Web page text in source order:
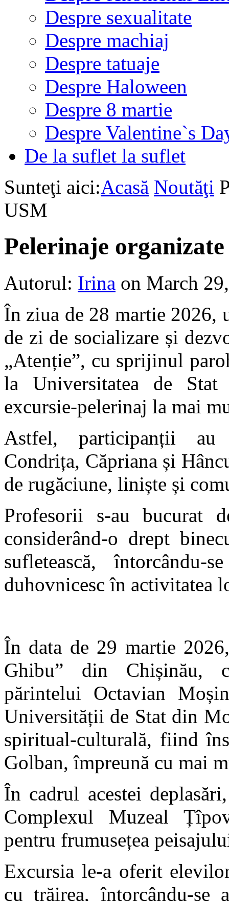
Despre sexualitate
Despre machiaj
Despre tatuaje
Despre Haloween
Despre 8 martie
Despre Valentine`s
De la suflet la suflet
Sunteţi aici:Acasă Noutăţi
USM
Pelerinaje
Autorul: Irina on March
În ziua de 28 martie 2026,
de zi de socializare și
„Atenție”, cu sprijinul
la Universitatea de
excursie-pelerinaj la mai
Astfel, participanții au
Condrița, Căpriana și
de rugăciune, liniște și
Profesorii s-au bucurat
considerând-o drept
sufletească,
duhovnicesc în activitatea
În data de 29 martie
Ghibu” din Chișinău,
părintelui Octavian
Universității de Stat din
spiritual-culturală, fiind
Golban, împreună cu mai
În cadrul acestei
Complexul Muzeal
pentru frumusețea
Excursia le-a oferit
cu trăirea, întorcându-se